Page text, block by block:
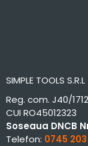
SIMPLE TOOLS S.R.L
Reg. com. J40/
CUI RO45012323
Soseaua DNCB
Telefon: 0745